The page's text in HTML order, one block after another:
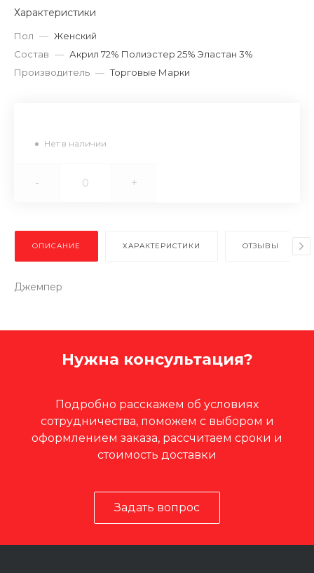
Характеристики
Пол — Женский
Состав — Акрил 72% Полиэстер 25% Эластан 3%
Производитель — Торговые Марки
Нет в наличии
- +
ОПИСАНИЕ ХАРАКТЕРИСТИКИ ОТЗЫВЫ
Джемпер
Нужна консультация?
Подробно расскажем об условиях
сотрудничества, поможем с выбором и
оформлением заказа, рассчитаем сроки и
стоимость доставки
Задать вопрос